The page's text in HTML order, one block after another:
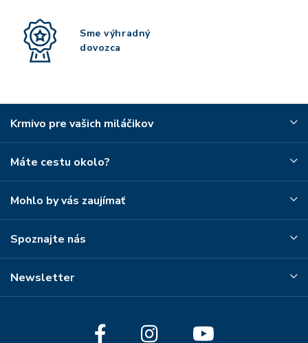
Sme výhradný
dovozca
Krmivo pre vašich miláčikov
Máte cestu okolo?
Mohlo by vás zaujímať
Spoznajte nás
Newsletter